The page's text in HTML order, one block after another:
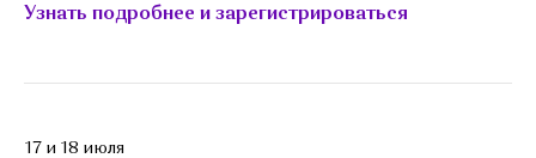
Узнать подробнее и зарегистрироваться
17 и 18 июля